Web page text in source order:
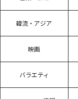
韓流・アジア
映画
バラエティ